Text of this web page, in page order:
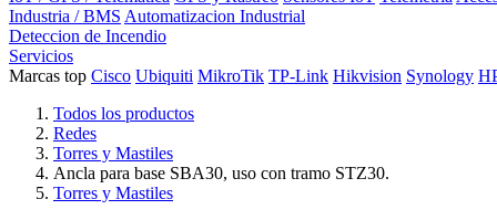
Industria / BMS Automatizacion Industrial
Deteccion de Incendio
Servicios
Marcas top Cisco Ubiquiti MikroTik TP-Link Hikvision Synology
Todos los productos
Redes
Torres y Mastiles
Ancla para base SBA30, uso con tramo STZ30.
Torres y Mastiles